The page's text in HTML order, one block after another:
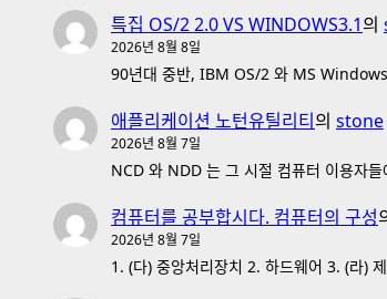
특집 OS/2 2.0 VS WINDOWS3.1의
2026년 8월 8일
90년대 중반, IBM OS/2 와 MS
애플리케이션 노턴유틸리티의 stone
2026년 8월 7일
NCD 와 NDD 는 그 시절 컴퓨터 이용자
컴퓨터를 공부합시다. 컴퓨터의 구성
2026년 8월 7일
1. (다) 중앙처리장치 2. 하드웨어 3. (라)